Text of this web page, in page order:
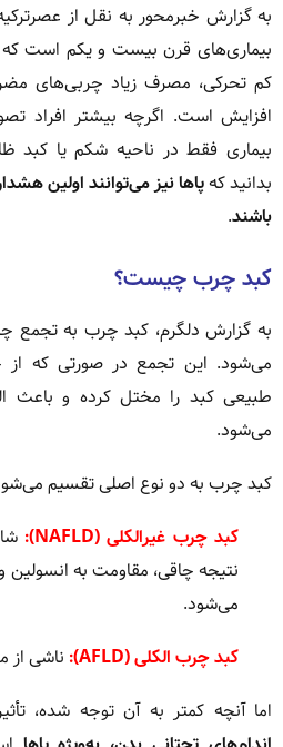
به گزارش خبرمحور به نقل از
بیماری‌های قرن بیست و یکم است که
کم تحرکی، مصرف زیاد چربی‌های
افزایش است. اگرچه بیشتر افراد
بیماری فقط در ناحیه شکم یا کبد
بدانید کهپاها نیز می‌توانند اولین
باشند.
کبد چرب چیست؟
به گزارش دلگرم، کبد چرب به تجمع
می‌شود. این تجمع در صورتی که از
طبیعی کبد را مختل کرده و باعث
می‌شود.
کبد چرب به دو نوع اصلی تقسیم
کبد چرب غیرالکلی (NAFLD):
نتیجه چاقی، مقاومت به انسولین
می‌شود.
کبد چرب الکلی (AFLD):
ناشی از
اما آنچه کمتر به آن توجه شده،